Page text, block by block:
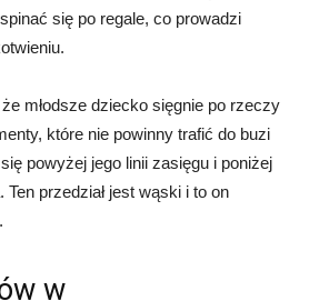
się po regale, co prowadzi
młodsze dziecko sięgnie po rzeczy
które nie powinny trafić do buzi
powyżej jego linii zasięgu i poniżej
przedział jest wąski i to on
w